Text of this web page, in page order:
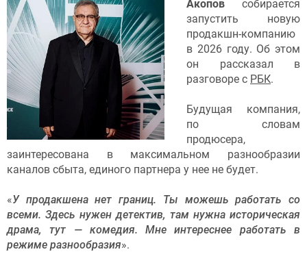
Акопов собирается
запустить новую
продакшн-компанию
в 2026 году. Об этом
он рассказал в
разговоре с РБК.
Будущая компания,
по словам
продюсера,
заинтересована в максимальном разнообразии
каналов сбыта, единого партнера у нее не будет.
«У продакшена нет границ. Ты можешь работать со
всеми. Здесь нужен детектив, там нужна историческая
драма, тут — комедия. Мне интереснее работать в
режиме разнообразия».